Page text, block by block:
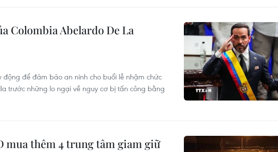
Colombia Abelardo De La
động để đảm bảo an ninh cho buổi lễ nhậm chức
trước những lo ngại về nguy cơ bị tấn công bằng
mua thêm 4 trung tâm giam giữ